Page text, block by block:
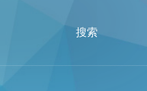
搜索